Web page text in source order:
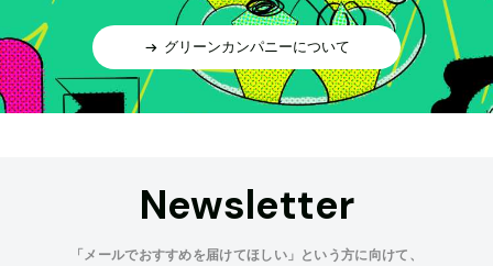
グリーンカンパニーについて
Newsletter
「メールでおすすめを届けてほしい」という方に向けて、